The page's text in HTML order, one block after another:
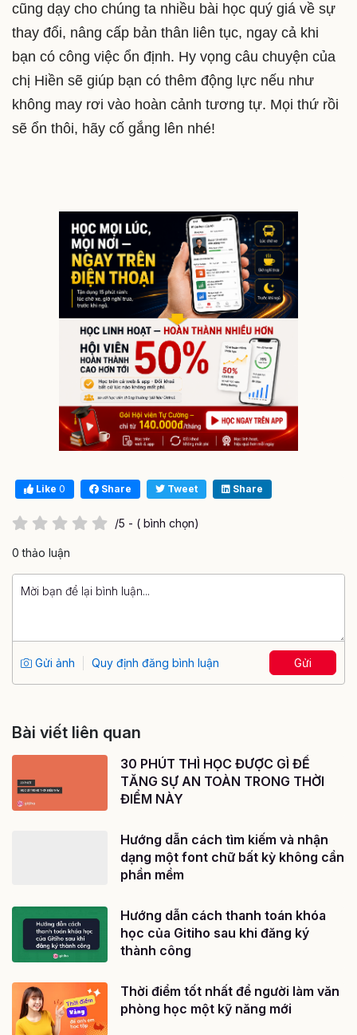
cũng dạy cho chúng ta nhiều bài học quý giá về sự
thay đổi, nâng cấp bản thân liên tục, ngay cả khi
bạn có công việc ổn định. Hy vọng câu chuyện của
chị Hiền sẽ giúp bạn có thêm động lực nếu như
không may rơi vào hoàn cảnh tương tự. Mọi thứ rồi
sẽ ổn thôi, hãy cố gắng lên nhé!
Like 0 Share Tweet Share
/5 - ( bình chọn)
0 thảo luận
Gửi ảnh Quy định đăng bình luận Gửi
Bài viết liên quan
30 PHÚT THÌ HỌC ĐƯỢC GÌ ĐỂ
TĂNG SỰ AN TOÀN TRONG THỜI
ĐIỂM NÀY
Hướng dẫn cách tìm kiếm và nhận
dạng một font chữ bất kỳ không cần
phần mềm
Hướng dẫn cách thanh toán khóa
học của Gitiho sau khi đăng ký
thành công
Thời điểm tốt nhất để người làm văn
phòng học một kỹ năng mới